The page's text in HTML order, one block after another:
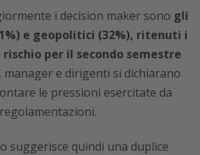
i decision maker sono gli
e geopolitici (32%), ritenuti i
per il secondo semestre
manager e dirigenti si dichiarano
le pressioni esercitate da
suggerisce quindi una duplice